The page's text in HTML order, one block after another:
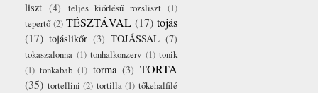
liszt (4) teljes kiőrlésű rozsliszt (1)
tepertő (2) TÉSZTÁVAL (17) tojás
(17) tojáslikőr (3) TOJÁSSAL (7)
tokaszalonna (1) tonhalkonzerv (1) tonik
(1) tonkabab (1) torma (3) TORTA
(35) tortellini (2) tortilla (1) tőkehalfilé